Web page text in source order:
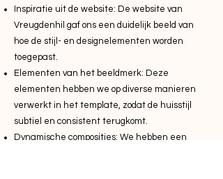
Inspiratie uit de website: De website van
Vreugdenhil gaf ons een duidelijk beeld van
hoe de stijl- en designelementen worden
toegepast.
Elementen van het beeldmerk: Deze
elementen hebben we op diverse manieren
verwerkt in het template, zodat de huisstijl
subtiel en consistent terugkomt.
Dynamische composities: We hebben een